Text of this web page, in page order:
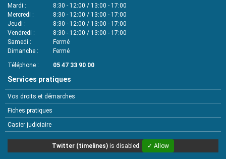
Mardi
8:30 - 12:00 / 13:00 - 17:00
Mercredi
8:30 - 12:00 / 13:00 - 17:00
Jeudi
8:30 - 12:00 / 13:00 - 17:00
Vendredi
8:30 - 12:00 / 13:00 - 17:00
Samedi
Fermé
Dimanche
Fermé
Téléphone
05 47 33 90 00
Services pratiques
Vos droits et démarches
Fiches pratiques
Casier judiciaire
Twitter (timelines) is disabled. ✓ Allow